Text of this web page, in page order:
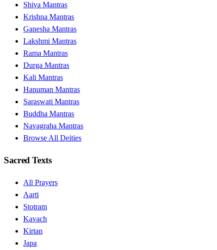
Shiva Mantras
Krishna Mantras
Ganesha Mantras
Lakshmi Mantras
Rama Mantras
Durga Mantras
Kali Mantras
Hanuman Mantras
Saraswati Mantras
Buddha Mantras
Navagraha Mantras
Browse All Deities
Sacred Texts
All Prayers
Aarti
Stotram
Kavach
Kirtan
Japa